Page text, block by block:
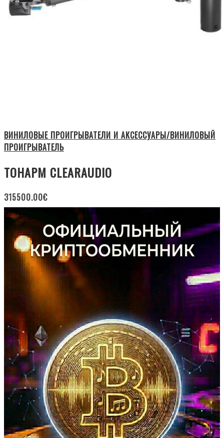
ВИНИЛОВЫЕ ПРОИГРЫВАТЕЛИ И АКСЕССУАРЫ/ВИНИЛОВЫЙ
ПРОИГРЫВАТЕЛЬ
ТОНАРМ CLEARAUDIO
315500.00€